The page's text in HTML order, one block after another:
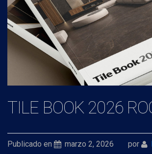
TILE BOOK 2026
Publicado en marzo 2, 2026 por